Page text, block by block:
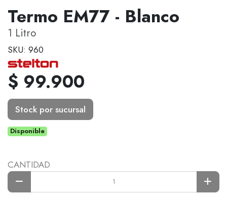
Termo EM77 - Blanco
1 Litro
SKU: 960
$ 99.900
Stock por sucursal
Disponible
CANTIDAD